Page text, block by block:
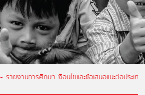
รายงานการศึกษา เงื่อนไขและข้อเสนอแนะต่อประเท